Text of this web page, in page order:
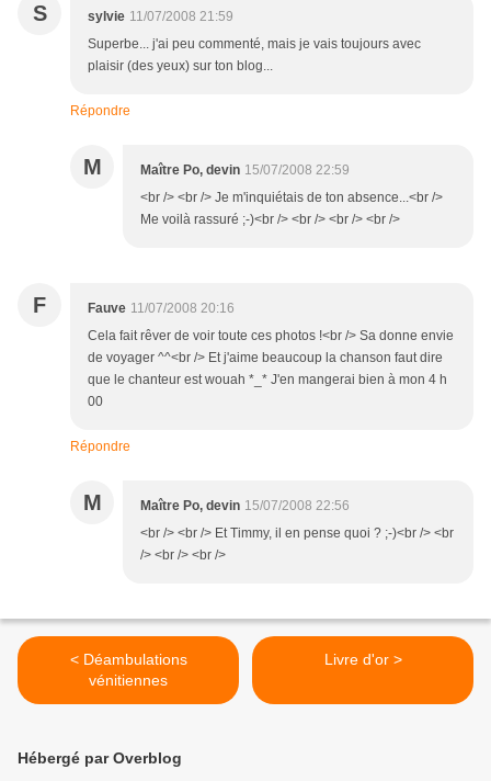
S sylvie 11/07/2008 21:59
Superbe... j'ai peu commenté, mais je vais toujours avec
plaisir (des yeux) sur ton blog...
Répondre
M Maître Po, devin 15/07/2008 22:59
<br /> <br /> Je m'inquiétais de ton absence...<br />
Me voilà rassuré ;-)<br /> <br /> <br /> <br />
F Fauve 11/07/2008 20:16
Cela fait rêver de voir toute ces photos !<br /> Sa donne envie
de voyager ^^<br /> Et j'aime beaucoup la chanson faut dire
que le chanteur est wouah *_* J'en mangerai bien à mon 4 h
00
Répondre
M Maître Po, devin 15/07/2008 22:56
<br /> <br /> Et Timmy, il en pense quoi ? ;-)<br /> <br
/> <br /> <br />
< Déambulations
vénitiennes
Livre d'or >
Hébergé par Overblog